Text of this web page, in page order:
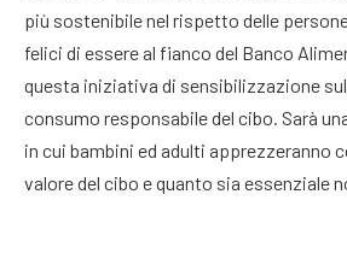
più sostenibile nel rispetto delle
felici di essere al fianco del Banco
questa iniziativa di sensibilizzazione
consumo responsabile del cibo. Sarà
in cui bambini ed adulti apprezzeranno
valore del cibo e quanto sia essenziale